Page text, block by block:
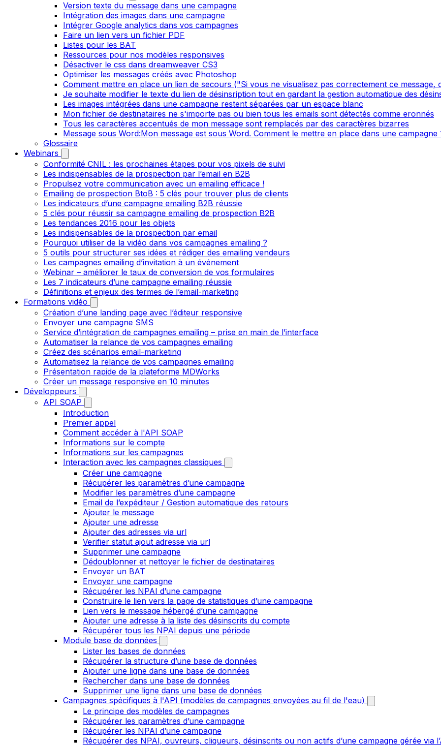
Version texte du message dans une campagne
Intégration des images dans une campagne
Intégrer Google analytics dans vos campagnes
Faire un lien vers un fichier PDF
Listes pour les BAT
Ressources pour nos modèles responsives
Désactiver le css dans dreamweaver CS3
Optimiser les messages créés avec Photoshop
Comment mettre en place un lien de secours ("Si vous ne visualisez pas correctement ce message,
Je souhaite modifier le texte du lien de désinsription tout en gardant la gestion automatique des
Les images intégrées dans une campagne restent séparées par un espace blanc
Mon fichier de destinataires ne s'importe pas ou bien tous les emails sont détectés comme eronnés
Tous les caractères accentués de mon message sont remplacés par des caractères bizarres
Message sous Word:Mon message est sous Word. Comment le mettre en place dans une campagne
Glossaire
Webinars
Conformité CNIL : les prochaines étapes pour vos pixels de suivi
Les indispensables de la prospection par l’email en B2B
Propulsez votre communication avec un emailing efficace !
Emailing de prospection BtoB : 5 clés pour trouver plus de clients
Les indicateurs d’une campagne emailing B2B réussie
5 clés pour réussir sa campagne emailing de prospection B2B
Les tendances 2016 pour les objets
Les indispensables de la prospection par email
Pourquoi utiliser de la vidéo dans vos campagnes emailing ?
5 outils pour structurer ses idées et rédiger des emailing vendeurs
Les campagnes emailing d’invitation à un événement
Webinar – améliorer le taux de conversion de vos formulaires
Les 7 indicateurs d’une campagne emailing réussie
Définitions et enjeux des termes de l’email-marketing
Formations vidéo
Création d’une landing page avec l’éditeur responsive
Envoyer une campagne SMS
Service d’intégration de campagnes emailing – prise en main de l’interface
Automatiser la relance de vos campagnes emailing
Créez des scénarios email-marketing
Automatisez la relance de vos campagnes emailing
Présentation rapide de la plateforme MDWorks
Créer un message responsive en 10 minutes
Développeurs
API SOAP
Introduction
Premier appel
Comment accéder à l'API SOAP
Informations sur le compte
Informations sur les campagnes
Interaction avec les campagnes classiques
Créer une campagne
Récupérer les paramètres d’une campagne
Modifier les paramètres d’une campagne
Email de l’expéditeur / Gestion automatique des retours
Ajouter le message
Ajouter une adresse
Ajouter des adresses via url
Verifier statut ajout adresse via url
Supprimer une campagne
Dédoublonner et nettoyer le fichier de destinataires
Envoyer un BAT
Envoyer une campagne
Récupérer les NPAI d’une campagne
Construire le lien vers la page de statistiques d’une campagne
Lien vers le message hébergé d’une campagne
Ajouter une adresse à la liste des désinscrits du compte
Récupérer tous les NPAI depuis une période
Module base de données
Lister les bases de données
Récupérer la structure d’une base de données
Ajouter une ligne dans une base de données
Rechercher dans une base de données
Supprimer une ligne dans une base de données
Campagnes spécifiques à l'API (modèles de campagnes envoyées au fil de l'eau)
Le principe des modèles de campagnes
Récupérer les paramètres d’une campagne
Récupérer les NPAI d’une campagne
Récupérer des NPAI, ouvreurs, cliqueurs, désinscrits ou non actifs d’une campagne gérée via